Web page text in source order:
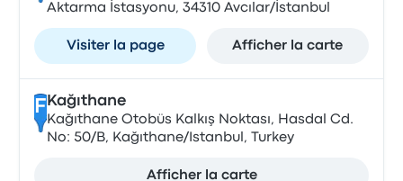
Aktarma İstasyonu, 34310 Avcılar/İstanbul
Visiter la page Afficher la carte
F Kağıthane
Kağıthane Otobüs Kalkış Noktası, Hasdal Cd.
No: 50/B, Kağıthane/Istanbul, Turkey
Afficher la carte